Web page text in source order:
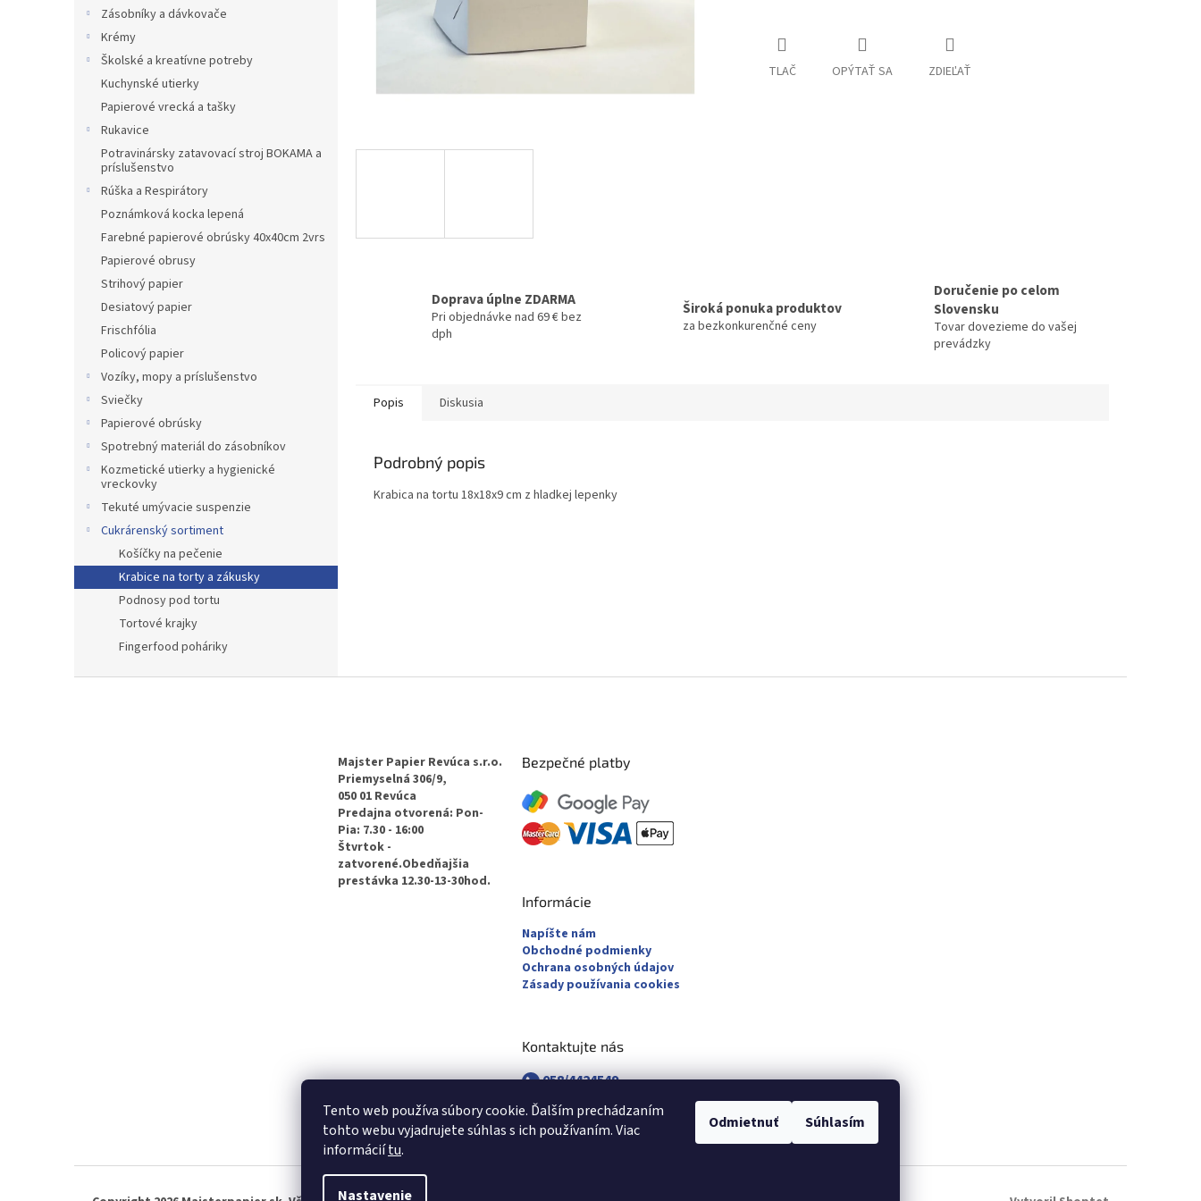
Tento web používa súbory cookie. Ďalším prechádzaním
tohto webu vyjadrujete súhlas s ich používaním. Viac
informáciítu.
Nastavenie
Odmietnuť Súhlasím
Zásobníky a dávkovače
Krémy
Školské a kreatívne potreby
Kuchynské utierky
Papierové vrecká a tašky
Rukavice
Potravinársky zatavovací stroj BOKAMA a
príslušenstvo
Rúška a Respirátory
Poznámková kocka lepená
Farebné papierové obrúsky 40x40cm 2vrs
Papierové obrusy
Strihový papier
Desiatový papier
Frischfólia
Policový papier
Vozíky, mopy a príslušenstvo
Sviečky
Papierové obrúsky
Spotrebný materiál do zásobníkov
Kozmetické utierky a hygienické
vreckovky
Tekuté umývacie suspenzie
Cukrárenský sortiment
Košíčky na pečenie
Krabice na torty a zákusky
Podnosy pod tortu
Tortové krajky
Fingerfood poháriky
TLAČ OPÝTAŤ SA ZDIEĽAŤ
Doprava úplne ZDARMA
Pri objednávke nad 69 € bez
dph
Široká ponuka produktov
za bezkonkurenčné ceny
Doručenie po celom
Slovensku
Tovar dovezieme do vašej
prevádzky
Popis Diskusia
Podrobný popis
Krabica na tortu 18x18x9 cm z hladkej lepenky
Majster Papier Revúca s.r.o.
Priemyselná 306/9,
050 01 Revúca
Predajna otvorená: Pon-
Pia: 7.30 - 16:00
Štvrtok -
zatvorené.Obedňajšia
prestávka 12.30-13-30hod.
Bezpečné platby
Informácie
Napíšte nám
Obchodné podmienky
Ochrana osobných údajov
Zásady používania cookies
Kontaktujte nás
058/4424549
058/4882830
revuca@majsterpapier.sk